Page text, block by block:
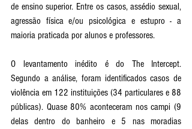
de ensino superior. Entre os casos, assédio sexual,
agressão física e/ou psicológica e estupro - a
maioria praticada por alunos e professores.
O levantamento inédito é do The Intercept.
Segundo a análise, foram identificados casos de
violência em 122 instituições (34 particulares e 88
públicas). Quase 80% aconteceram nos campi (9
delas dentro do banheiro e 5 nas moradias